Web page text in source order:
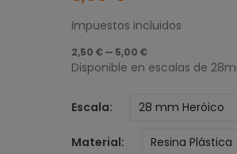
Impuestos incluidos
2,50 € — 5,00 €
Disponible en escalas de
Escala
Material